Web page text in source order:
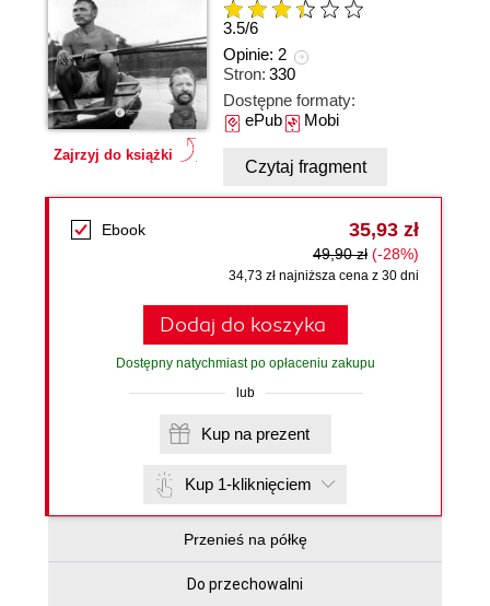
Zajrzyj do książki
3.5/6
Opinie: 2
Stron: 330
Dostępne formaty:
ePubMobi
Czytaj fragment
Ebook 35,93 zł
49,90 zł (-28%)
34,73 zł najniższa cena z 30 dni
Dodaj do koszyka
Dostępny natychmiast po opłaceniu zakupu
lub
Kup na prezent
Kup 1-kliknięciem
Przenieś na półkę
Do przechowalni